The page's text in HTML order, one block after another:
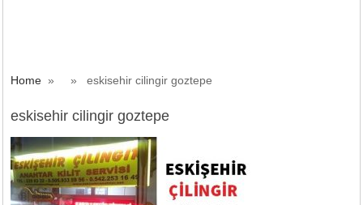
Home » » eskisehir cilingir goztepe
eskisehir cilingir goztepe